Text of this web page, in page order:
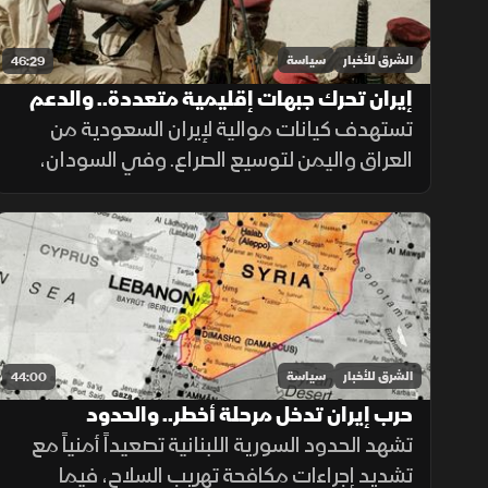
46:29 الشرق للأخبار سياسة
إيران تحرك جبهات إقليمية متعددة.. والدعم
السريع يفقد ممرات استراتيجية
تستهدف كيانات موالية لإيران السعودية من
العراق واليمن لتوسيع الصراع. وفي السودان،
يعزز تقدم الجيش في شمال كردفان سيطرته
على الممرات ويضغط على الدعم السريع ويمهد
للتوسع نحو دارفور.
44:00 الشرق للأخبار سياسة
حرب إيران تدخل مرحلة أخطر.. والحدود
السورية اللبنانية أمام قواعد اشتباك جديدة
تشهد الحدود السورية اللبنانية تصعيداً أمنياً مع
تشديد إجراءات مكافحة تهريب السلاح، فيما